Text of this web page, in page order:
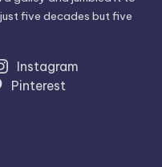
five decades but five
Instagram
Pinterest